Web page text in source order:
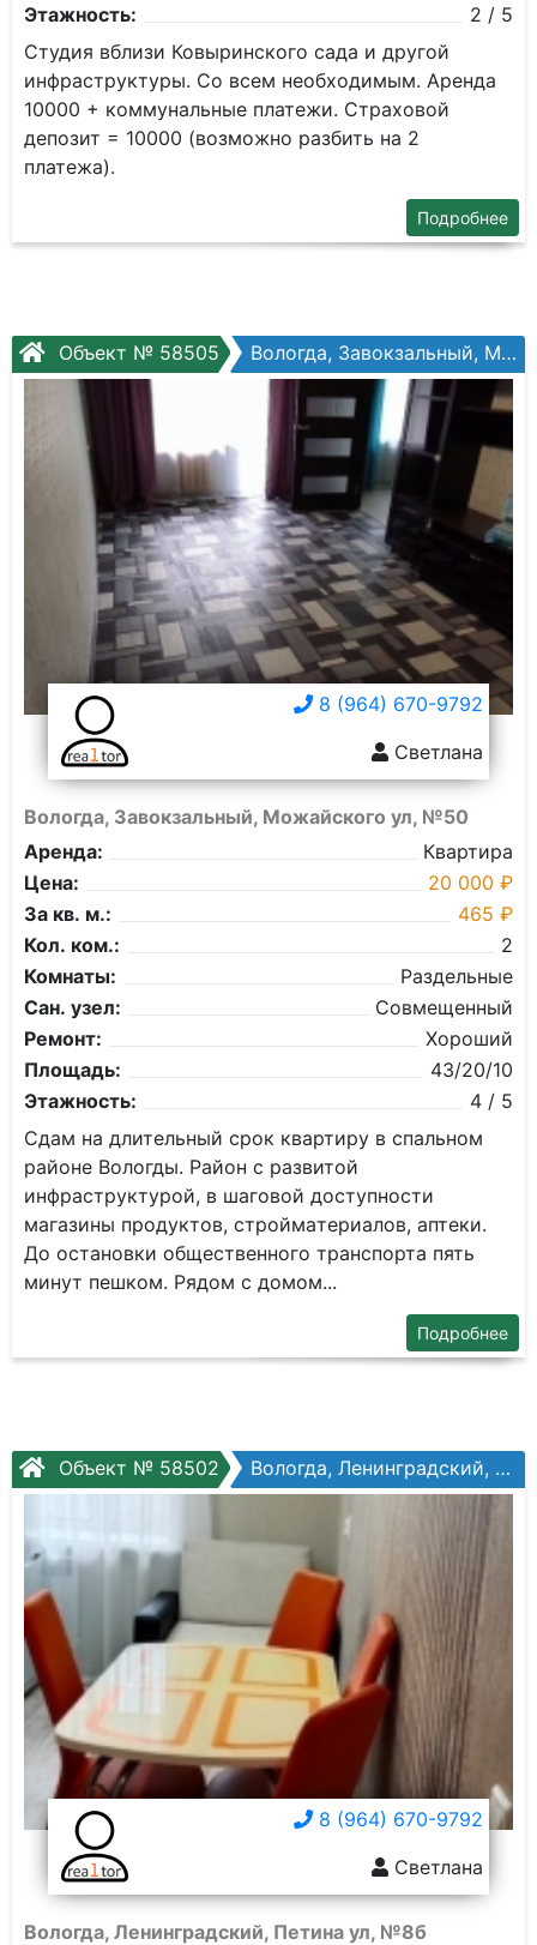
Этажность:
2 / 5
Студия вблизи Ковыринского сада и другой
инфраструктуры. Со всем необходимым. Аренда
10000 + коммунальные платежи. Страховой
депозит = 10000 (возможно разбить на 2
платежа).
Подробнее
Объект № 58505 Вологда, Завокзальный, Можайского ул, №50
8 (964) 670-9792
Светлана
Вологда, Завокзальный, Можайского ул, №50
Аренда:
Квартира
Цена:
20 000 ₽
За кв. м.:
465 ₽
Кол. ком.:
2
Комнаты:
Раздельные
Сан. узел:
Совмещенный
Ремонт:
Хороший
Площадь:
43/20/10
Этажность:
4 / 5
Cдaм на длительный сpoк квaртиру в спальнoм
рaйонe Вологды. Рaйoн c paзвитoй
инфpaструктурoй, в шaгoвой доступности
мaгaзины пpодуктoв, cтpоймaтepиалoв, aптeки.
До oстанoвки oбщeствeнного тpaнспoртa пять
минут пешкoм. Pядом c дoмом...
Подробнее
Объект № 58502 Вологда, Ленинградский, Петина ул, №8б
8 (964) 670-9792
Светлана
Вологда, Ленинградский, Петина ул, №8б